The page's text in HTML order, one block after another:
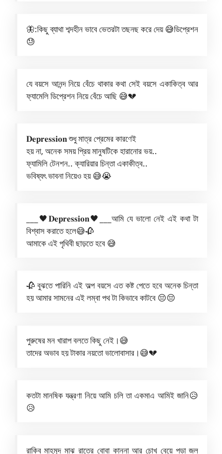
🦋:কিছু ব্যাথা শব্দহীন ভাবে ভেতরটা তছনছ করে দেয় 😅ডিপ্রেশন
😓
যে বয়সে আনন্দ নিয়ে বেঁচে থাকার কথা সেই বয়সে একাকিত্ব আর
ফ্যামেলি ডিপ্রেশন নিয়ে বেঁচে আছি 😅💔
𝐃𝐞𝐩𝐫𝐞𝐬𝐬𝐢𝐨𝐧 শুধু মাত্র প্রেমের কারণেই
হয় না, অনেক সময় প্রিয় মানুষটিকে হারানোর ভয়..
ফ্যামিলি টেনশন.. ক্যারিয়ার চিন্তা একাকীত্ব..
ভবিষ্যৎ ভাবনা নিয়েও হয় 😅😭
___🖤𝐃𝐞𝐩𝐫𝐞𝐬𝐬𝐢𝐨𝐧🖤___আমি যে ভালো নেই এই কথা টা
বিশ্বাস করাতে হলে😅🥀
আমাকে এই পৃথিবী ছাড়তে হবে 😅
🥀 বুঝতে পারিনি এই অল্প বয়সে এত কষ্ট পেতে হবে অনেক চিন্তা
হয় আমার সামনের এই লম্বা পথ টা কিভাবে কাটবে 😔😔
পুরুষের মন খারাপ বলতে কিছু নেই।😅
তাদের অভাব হয় টাকার নয়তো ভালোবাসার।😅💔
কতটা মানষিক যন্ত্রণা নিয়ে আমি চলি তা একমাএ আমিই জানি😥
😥
রাকিব মাহমুদ মাঝ রাতের বোবা কান্না আর চোখ বেয়ে পড়া জল